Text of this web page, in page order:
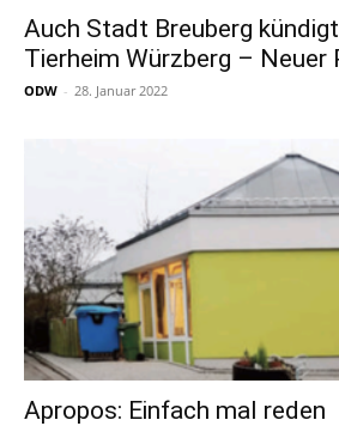
Auch Stadt Breuberg
Tierheim Würzberg – Neuer
ODW - 28. Januar 2022
Apropos: Einfach mal reden